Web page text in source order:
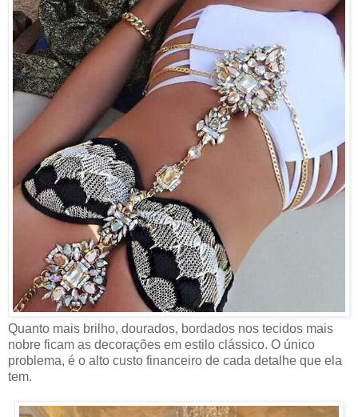
Quanto mais brilho, dourados, bordados nos tecidos mais
nobre ficam as decorações em estilo clássico. O único
problema, é o alto custo financeiro de cada detalhe que ela
tem.